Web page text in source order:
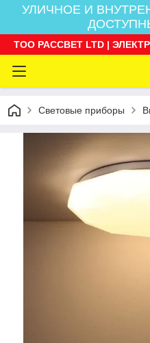
УЛИЧНОЕ И
ТОО РАССВЕТ LTD |
Световые приборы